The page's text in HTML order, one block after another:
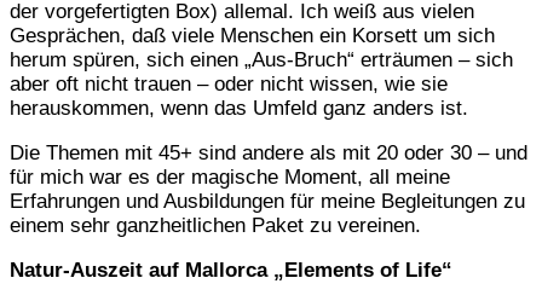
der vorgefertigten Box) allemal. Ich weiß aus vielen
Gesprächen, daß viele Menschen ein Korsett um sich
herum spüren, sich einen „Aus-Bruch“ erträumen – sich
aber oft nicht trauen – oder nicht wissen, wie sie
herauskommen, wenn das Umfeld ganz anders ist.
Die Themen mit 45+ sind andere als mit 20 oder 30 – und
für mich war es der magische Moment, all meine
Erfahrungen und Ausbildungen für meine Begleitungen zu
einem sehr ganzheitlichen Paket zu vereinen.
Natur-Auszeit auf Mallorca „Elements of Life“